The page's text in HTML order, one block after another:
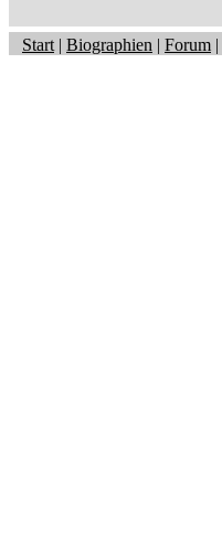
Start | Biographien | Forum |